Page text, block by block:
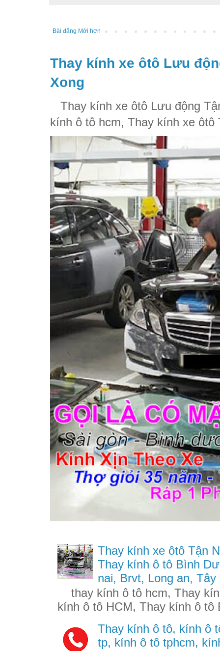
Bài đăng Mới hơn
Thay kính xe ôtô Lưu
Xong
Thay kính xe ôtô Lưu động
kính ô tô hcm, Thay kính xe
Thay kính xe ôtô Tận
Thay kính ô tô Bình
nai, Brvt, Long an,
thay kính ô tô hcm, Thay
kính ô tô HCM, Thay kính ô
Thay kính ô tô, kính ô
tp, kính ô tô tphcm,